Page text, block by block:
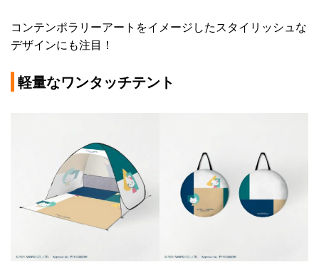
コンテンポラリーアートをイメージしたスタイリッシュな
デザインにも注目！
軽量なワンタッチテント